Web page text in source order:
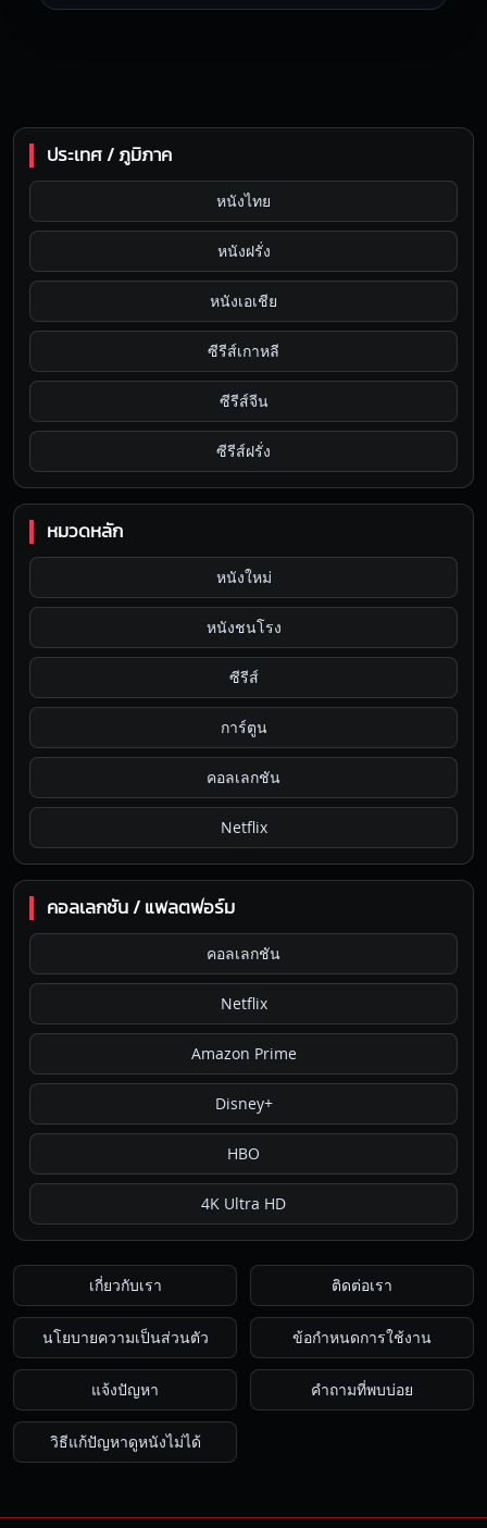
ประเทศ / ภูมิภาค
หนังไทย
หนังฝรั่ง
หนังเอเชีย
ซีรีส์เกาหลี
ซีรีส์จีน
ซีรีส์ฝรั่ง
หมวดหลัก
หนังใหม่
หนังชนโรง
ซีรีส์
การ์ตูน
คอลเลกชัน
Netflix
คอลเลกชัน / แพลตฟอร์ม
คอลเลกชัน
Netflix
Amazon Prime
Disney+
HBO
4K Ultra HD
เกี่ยวกับเรา ติดต่อเรา
นโยบายความเป็นส่วนตัว ข้อกำหนดการใช้งาน
แจ้งปัญหา คำถามที่พบบ่อย
วิธีแก้ปัญหาดูหนังไม่ได้